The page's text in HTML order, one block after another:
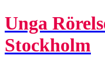
Unga
Stockholm